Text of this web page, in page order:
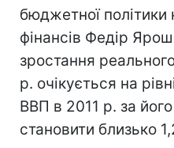
бюджетної політики
фінансів Федір
зростання
р. очікується на
ВВП в 2011 р. за
становити близько